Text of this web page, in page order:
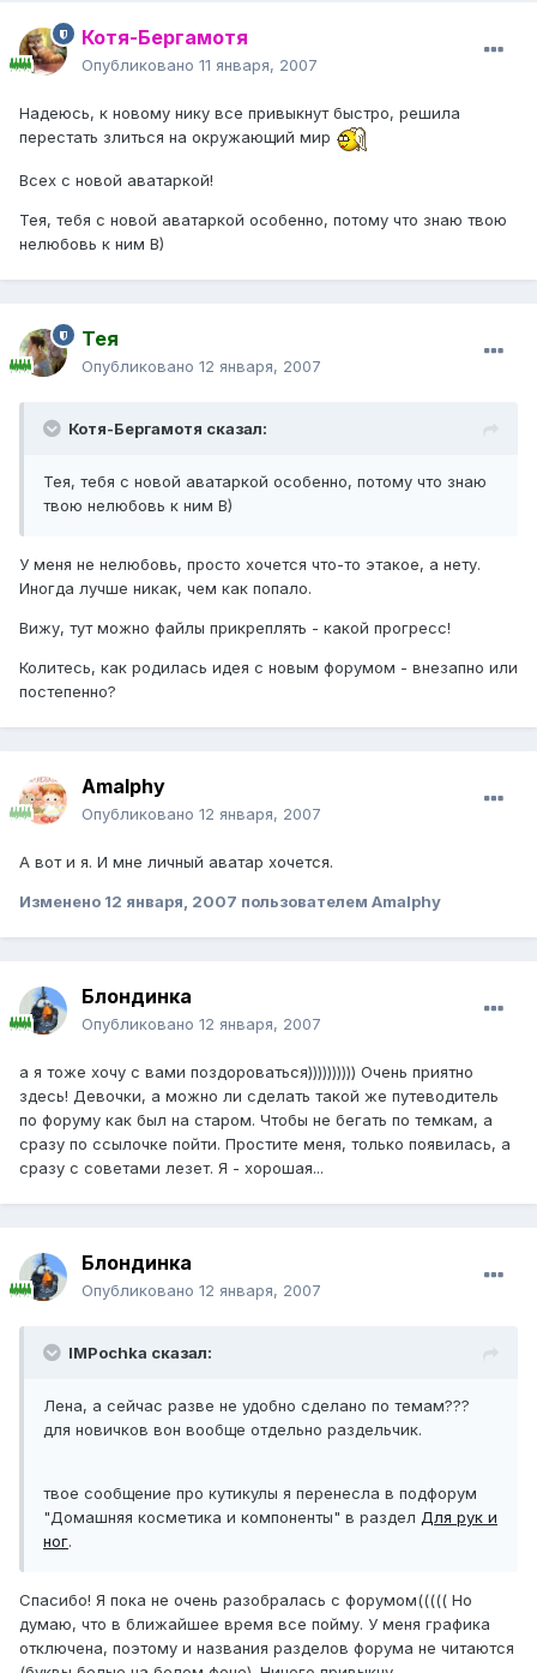
Котя-Бергамотя
Опубликовано 11 января, 2007
Надеюсь, к новому нику все привыкнут быстро, решила
перестать злиться на окружающий мир
Всех с новой аватаркой!
Тея, тебя с новой аватаркой особенно, потому что знаю твою
нелюбовь к ним B)
Тея
Опубликовано 12 января, 2007
Котя-Бергамотя сказал:
Тея, тебя с новой аватаркой особенно, потому что знаю
твою нелюбовь к ним B)
У меня не нелюбовь, просто хочется что-то этакое, а нету.
Иногда лучше никак, чем как попало.
Вижу, тут можно файлы прикреплять - какой прогресс!
Колитесь, как родилась идея с новым форумом - внезапно или
постепенно?
Amalphy
Опубликовано 12 января, 2007
А вот и я. И мне личный аватар хочется.
Изменено 12 января, 2007 пользователем Amalphy
Блондинка
Опубликовано 12 января, 2007
а я тоже хочу с вами поздороваться)))))))))) Очень приятно
здесь! Девочки, а можно ли сделать такой же путеводитель
по форуму как был на старом. Чтобы не бегать по темкам, а
сразу по ссылочке пойти. Простите меня, только появилась, а
сразу с советами лезет. Я - хорошая...
Блондинка
Опубликовано 12 января, 2007
IMPochka сказал:
Лена, а сейчас разве не удобно сделано по темам???
для новичков вон вообще отдельно раздельчик.
твое сообщение про кутикулы я перенесла в подфорум
"Домашняя косметика и компоненты" в раздел Для рук и
ног.
Спасибо! Я пока не очень разобралась с форумом((((( Но
думаю, что в ближайшее время все пойму. У меня графика
отключена, поэтому и названия разделов форума не читаются